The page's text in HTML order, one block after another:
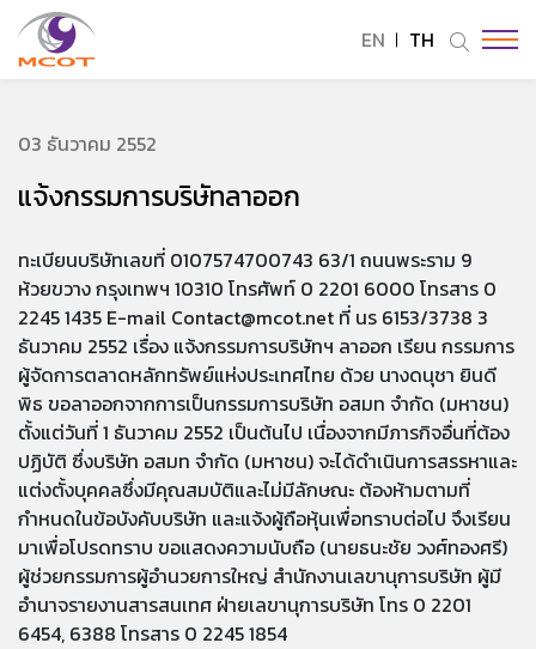
EN TH
03 ธันวาคม 2552
แจ้งกรรมการบริษัทลาออก
ทะเบียนบริษัทเลขที่ 0107574700743 63/1 ถนนพระราม 9
ห้วยขวาง กรุงเทพฯ 10310 โทรศัพท์ 0 2201 6000 โทรสาร 0
2245 1435 E-mail Contact@mcot.net ที่ นร 6153/3738 3
ธันวาคม 2552 เรื่อง แจ้งกรรมการบริษัทฯ ลาออก เรียน กรรมการ
ผู้จัดการตลาดหลักทรัพย์แห่งประเทศไทย ด้วย นางดนุชา ยินดี
พิธ ขอลาออกจากการเป็นกรรมการบริษัท อสมท จำกัด (มหาชน)
ตั้งแต่วันที่ 1 ธันวาคม 2552 เป็นต้นไป เนื่องจากมีภารกิจอื่นที่ต้อง
ปฏิบัติ ซึ่งบริษัท อสมท จำกัด (มหาชน) จะได้ดำเนินการสรรหาและ
แต่งตั้งบุคคลซึ่งมีคุณสมบัติและไม่มีลักษณะ ต้องห้ามตามที่
กำหนดในข้อบังคับบริษัท และแจ้งผู้ถือหุ้นเพื่อทราบต่อไป จึงเรียน
มาเพื่อโปรดทราบ ขอแสดงความนับถือ (นายธนะชัย วงศ์ทองศรี)
ผู้ช่วยกรรมการผู้อำนวยการใหญ่ สำนักงานเลขานุการบริษัท ผู้มี
อำนาจรายงานสารสนเทศ ฝ่ายเลขานุการบริษัท โทร 0 2201
6454, 6388 โทรสาร 0 2245 1854